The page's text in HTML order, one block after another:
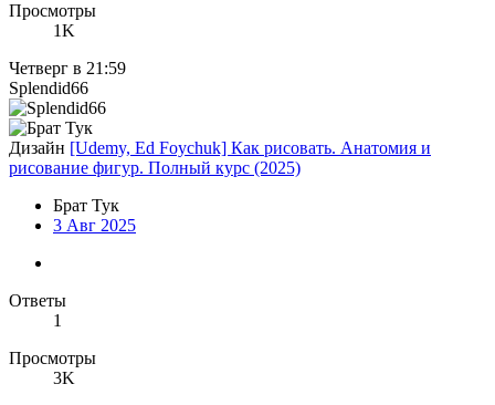
Просмотры
1K
Четверг в 21:59
Splendid66
Дизайн [Udemy, Ed Foychuk] Как рисовать. Анатомия и
рисование фигур. Полный курс (2025)
Брат Тук
3 Авг 2025
Ответы
1
Просмотры
3K